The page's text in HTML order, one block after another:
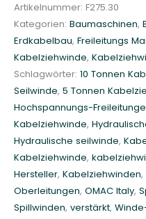
g
s
b
a
u
S
p
i
l
l
w
i
n
Artikelnummer: F275.30
Kategorien: Baumaschinen,
Erdkabelbau, Freileitungs
Kabelziehwinde,
Schlagwörter: 10 Tonnen
Seilwinde, 5 Tonnen
Hochspannungs-
Kabelziehwinde,
Hydraulische seilwinde,
Kabelziehwinde,
Hersteller, Kabelziehwinden,
Oberleitungen, OMAC Italy,
Spillwinden, verstärkt,